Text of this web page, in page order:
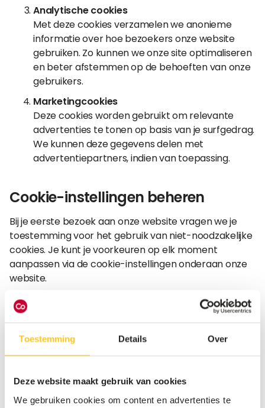
Toestemming Details Over
Deze website maakt gebruik van cookies
We gebruiken cookies om content en advertenties te
Analytische cookies
Met deze cookies verzamelen we anonieme
informatie over hoe bezoekers onze website
gebruiken. Zo kunnen we onze site optimaliseren
en beter afstemmen op de behoeften van onze
gebruikers.
Marketingcookies
Deze cookies worden gebruikt om relevante
advertenties te tonen op basis van je surfgedrag.
We kunnen deze gegevens delen met
advertentiepartners, indien van toepassing.
Cookie-instellingen beheren
Bij je eerste bezoek aan onze website vragen we je
toestemming voor het gebruik van niet-noodzakelijke
cookies. Je kunt je voorkeuren op elk moment
aanpassen via de cookie-instellingen onderaan onze
website.
Jouw privacy
Voor meer informatie over hoe wij omgaan met jouw
gegevens, verwijzen we je graag naar ons
Meer informatie of een vraag? Contacteer ons via
info@connectify.be.